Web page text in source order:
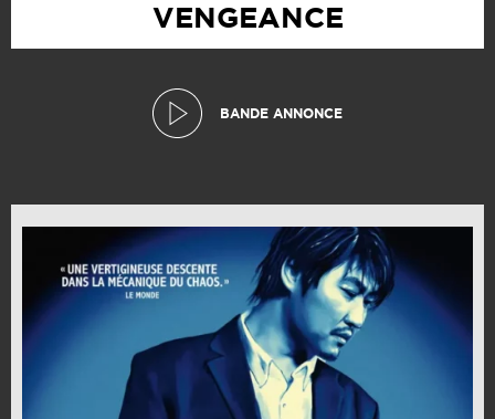
VENGEANCE
BANDE ANNONCE